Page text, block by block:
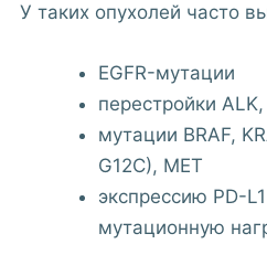
У таких опухолей часто
EGFR-мутации
перестройки ALK,
мутации BRAF,
G12C), MET
экспрессию PD-
мутационную